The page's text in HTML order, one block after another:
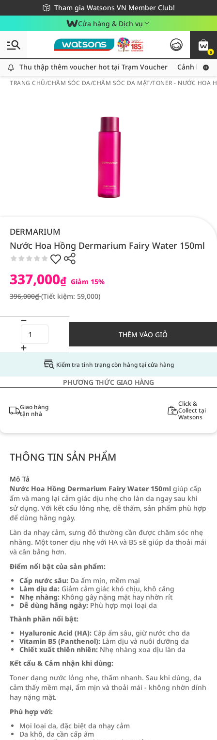
Tham gia Watsons VN Member Club!
Miễn phí giao hàng cho đơn hàng từ 249,000Đ
Giao hàng nhanh 24h - Áp dụng khu vực TP. Hồ Chí Minh
Cửa hàng & Dịch vụ
0
Thu thập thêm voucher hot tại Trạm Voucher
Thu thập thêm voucher hot tại Trạm Voucher Cảnh báo
TRANG CHỦ/CHĂM SÓC DA/CHĂM SÓC DA MẶT/TONER - NƯỚC HOA
DERMARIUM
Nước Hoa Hồng Dermarium Fairy Water 150ml
337,000₫ Giảm 15%
396,000₫(Tiết kiệm: 59,000)
THÊM VÀO GIỎ
Kiểm tra tình trạng còn hàng tại cửa hàng
PHƯƠNG THỨC GIAO HÀNG
Giao hàng
tận nhà
Click &
Collect tại
Watsons
THÔNG TIN SẢN PHẨM
Mô Tả
Nước Hoa Hồng Dermarium Fairy Water 150ml giúp cấp
ẩm và mang lại cảm giác dịu nhẹ cho làn da ngay sau khi
sử dụng. Với kết cấu lỏng nhẹ, dễ thấm, sản phẩm phù hợp
để dùng hằng ngày.
Làn da nhạy cảm, sưng đỏ thường cần được chăm sóc nhẹ
nhàng. Một toner dịu nhẹ với HA và B5 sẽ giúp da thoải mái
và cân bằng hơn.
Điểm nổi bật của sản phẩm:
Cấp nước sâu: Da ẩm mịn, mềm mại
Làm dịu da: Giảm cảm giác khó chịu, khô căng
Nhẹ nhàng: Không gây nặng mặt hay nhờn rít
Dễ dùng hằng ngày: Phù hợp mọi loại da
Thành phần nổi bật:
Hyaluronic Acid (HA): Cấp ẩm sâu, giữ nước cho da
Vitamin B5 (Panthenol): Làm dịu và nuôi dưỡng da
Chiết xuất thiên nhiên: Nhẹ nhàng xoa dịu làn da
Kết cấu & Cảm nhận khi dùng:
Toner dạng nước lỏng nhẹ, thấm nhanh. Sau khi dùng, da
cảm thấy mềm mại, ẩm mịn và thoải mái - không nhờn dính
hay nặng mặt.
Phù hợp với:
Mọi loại da, đặc biệt da nhạy cảm
Da khô, da cần cấp ẩm